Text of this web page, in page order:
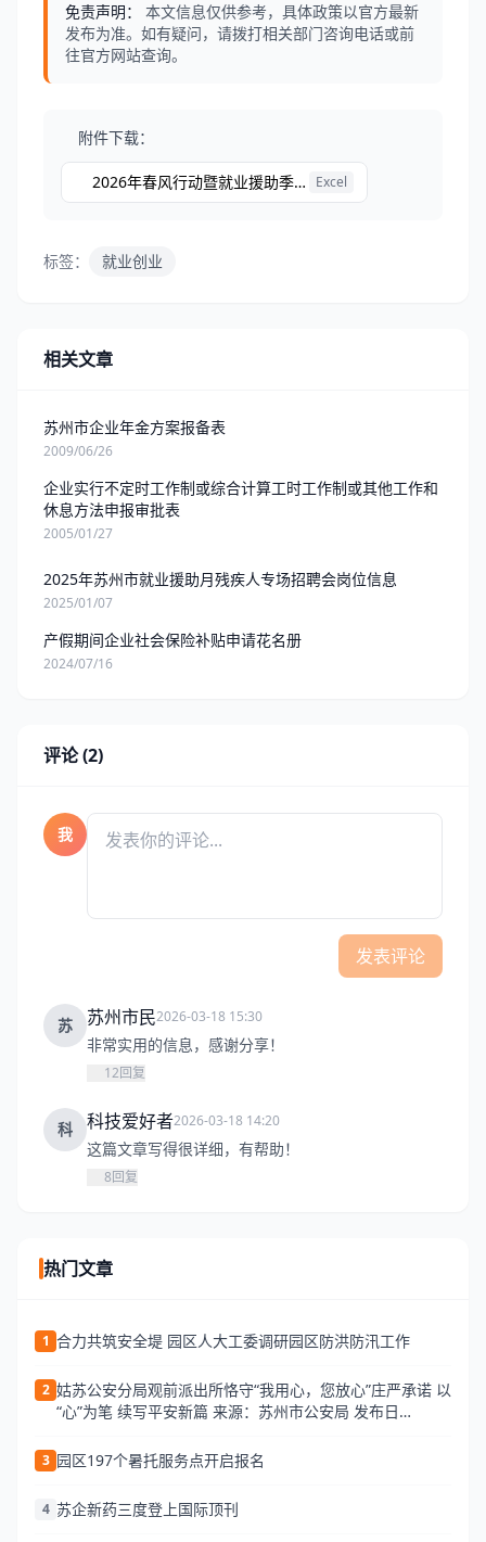
免责声明：
本文信息仅供参考，具体政策以官方最新
发布为准。如有疑问，请拨打相关部门咨询电话或前
往官方网站查询。
附件下载：
2026年春风行动暨就业援助季系列招聘活动岗位明细 Excel
标签： 就业创业
相关文章
苏州市企业年金方案报备表
2009/06/26
企业实行不定时工作制或综合计算工时工作制或其他工作和
休息方法申报审批表
2005/01/27
2025年苏州市就业援助月残疾人专场招聘会岗位信息
2025/01/07
产假期间企业社会保险补贴申请花名册
2024/07/16
评论 (2)
我
发表评论
苏 苏州市民2026-03-18 15:30
非常实用的信息，感谢分享！
12回复
科 科技爱好者2026-03-18 14:20
这篇文章写得很详细，有帮助！
8回复
热门文章
1 合力共筑安全堤 园区人大工委调研园区防洪防汛工作
2 姑苏公安分局观前派出所恪守“我用心，您放心”庄严承诺 以
“心”为笔 续写平安新篇 来源：苏州市公安局 发布日
3 园区197个暑托服务点开启报名
4 苏企新药三度登上国际顶刊